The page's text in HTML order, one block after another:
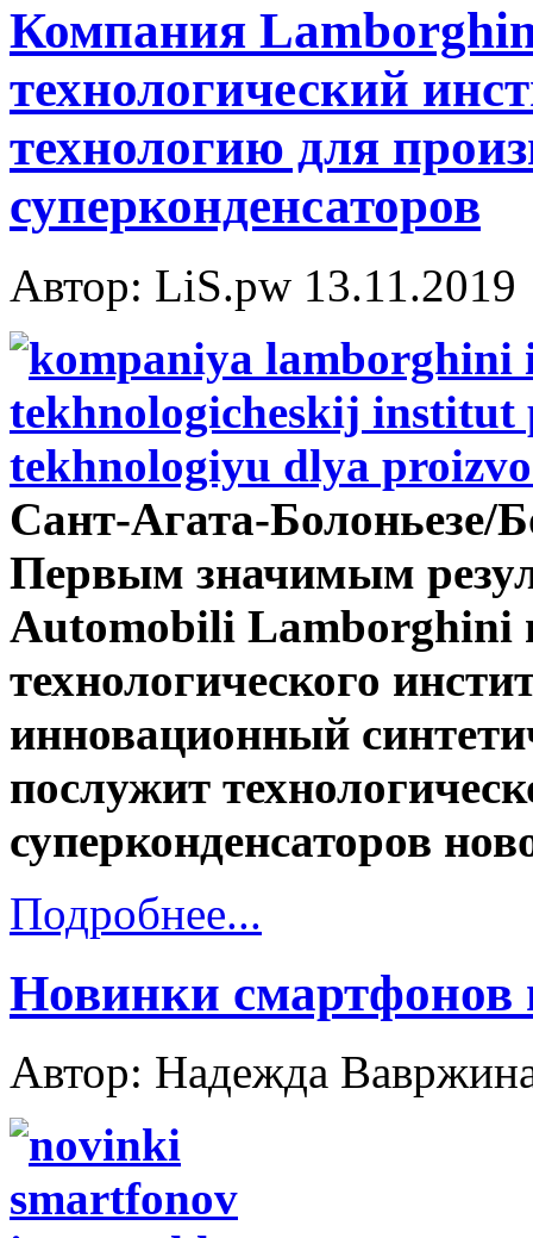
Компания
технологический
технологию для
суперконденсаторов
Автор: LiS.pw 13.11.2019
Сант-Агата-Болоньезе/
Первым значимым
Automobili Lamborghini
технологического
инновационный
послужит
суперконденсаторов
Подробнее...
Новинки смартфонов
Автор: Надежда